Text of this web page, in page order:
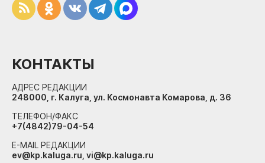
КОНТАКТЫ
АДРЕС РЕДАКЦИИ
248000, г. Калуга, ул. Космонавта Комарова, д. 36
ТЕЛЕФОН/ФАКС
+7(4842)79-04-54
E-MAIL РЕДАКЦИИ
ev@kp.kaluga.ru, vi@kp.kaluga.ru